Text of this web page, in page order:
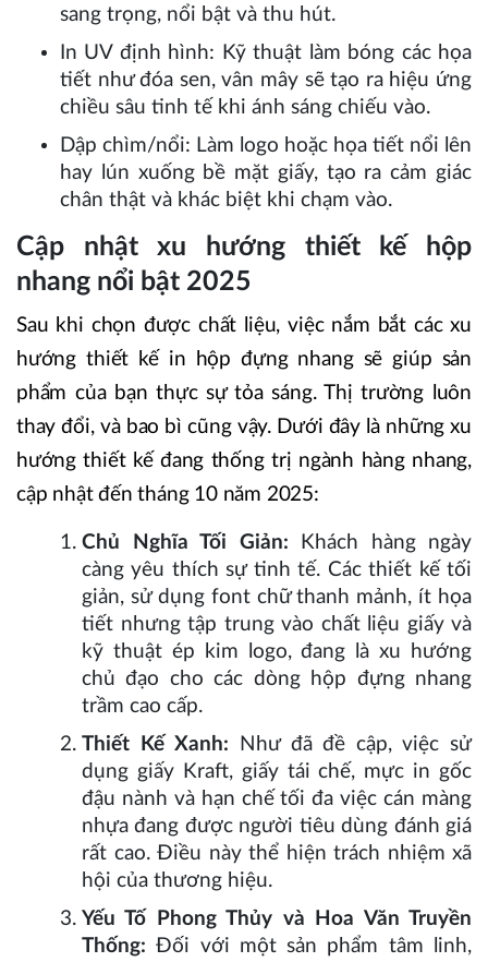
sang trọng, nổi bật và thu hút.
In UV định hình: Kỹ thuật làm bóng các họa
tiết như đóa sen, vân mây sẽ tạo ra hiệu ứng
chiều sâu tinh tế khi ánh sáng chiếu vào.
Dập chìm/nổi: Làm logo hoặc họa tiết nổi lên
hay lún xuống bề mặt giấy, tạo ra cảm giác
chân thật và khác biệt khi chạm vào.
Cập nhật xu hướng thiết kế hộp
nhang nổi bật 2025
Sau khi chọn được chất liệu, việc nắm bắt các xu
hướng thiết kế in hộp đựng nhang sẽ giúp sản
phẩm của bạn thực sự tỏa sáng. Thị trường luôn
thay đổi, và bao bì cũng vậy. Dưới đây là những xu
hướng thiết kế đang thống trị ngành hàng nhang,
cập nhật đến tháng 10 năm 2025:
Chủ Nghĩa Tối Giản: Khách hàng ngày
càng yêu thích sự tinh tế. Các thiết kế tối
giản, sử dụng font chữ thanh mảnh, ít họa
tiết nhưng tập trung vào chất liệu giấy và
kỹ thuật ép kim logo, đang là xu hướng
chủ đạo cho các dòng hộp đựng nhang
trầm cao cấp.
Thiết Kế Xanh: Như đã đề cập, việc sử
dụng giấy Kraft, giấy tái chế, mực in gốc
đậu nành và hạn chế tối đa việc cán màng
nhựa đang được người tiêu dùng đánh giá
rất cao. Điều này thể hiện trách nhiệm xã
hội của thương hiệu.
Yếu Tố Phong Thủy và Hoa Văn Truyền
Thống: Đối với một sản phẩm tâm linh,